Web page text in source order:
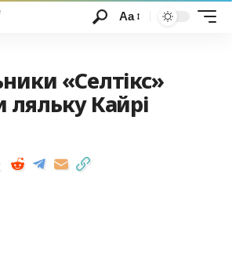
Аа
«Селтікс»
ляльку Кайрі